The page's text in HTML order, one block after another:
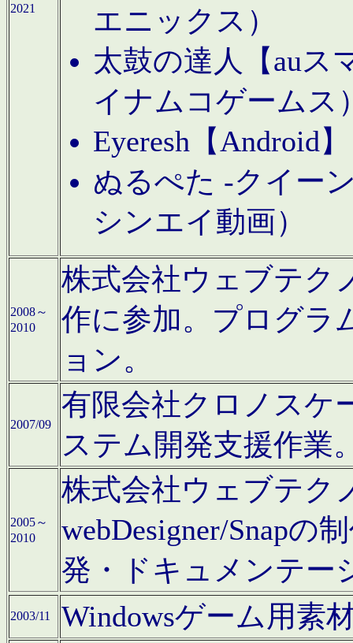
2021
エニックス）
太鼓の達人【auス
イナムコゲームス
Eyeresh【Android
ぬるぺた -クイー
シンエイ動画）
2008～
2010
株式会社ウェブテク
作に参加。プログラ
ョン。
2007/09
有限会社クロノスケ
ステム開発支援作業
2005～
2010
株式会社ウェブテク
webDesigner/Snapの
発・ドキュメンテー
2003/11 Windowsゲーム用素